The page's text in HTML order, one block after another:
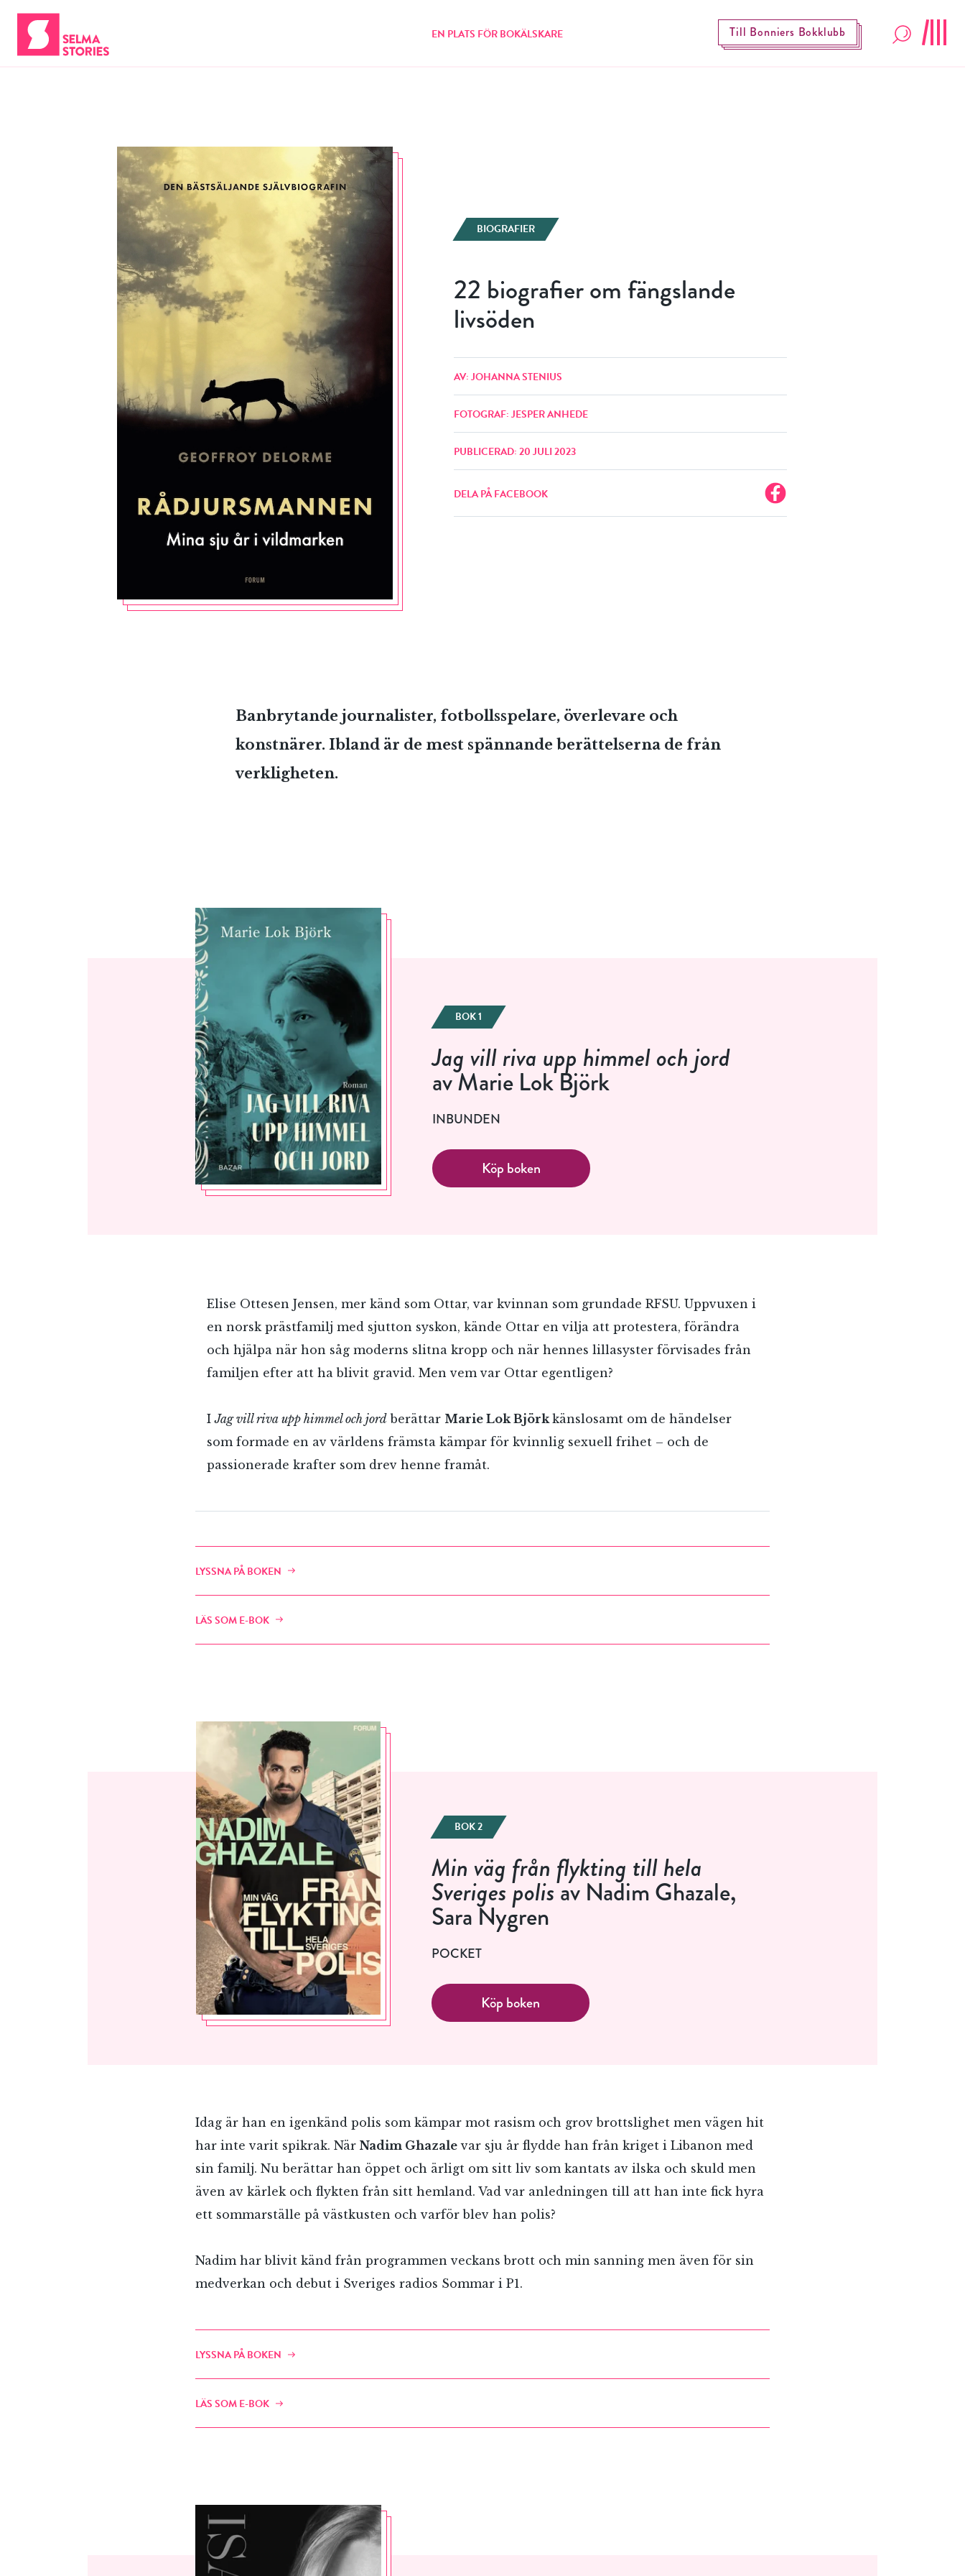
EN PLATS FÖR BOKÄLSKARE Till Bonniers Bokklubb
BIOGRAFIER
22 biografier om fängslande
livsöden
AV: JOHANNA STENIUS
FOTOGRAF: JESPER ANHEDE
PUBLICERAD: 20 JULI 2023
DELA PÅ FACEBOOK
Banbrytande journalister, fotbollsspelare, överlevare och
konstnärer. Ibland är de mest spännande berättelserna de från
verkligheten.
BOK 1
Jag vill riva upp himmel och jord
av Marie Lok Björk
INBUNDEN
Köp boken
Elise Ottesen Jensen, mer känd som Ottar, var kvinnan som grundade RFSU. Uppvuxen i
en norsk prästfamilj med sjutton syskon, kände Ottar en vilja att protestera, förändra
och hjälpa när hon såg moderns slitna kropp och när hennes lillasyster förvisades från
familjen efter att ha blivit gravid. Men vem var Ottar egentligen?
IJag vill riva upp himmel och jord berättar Marie Lok Björk känslosamt om de händelser
som formade en av världens främsta kämpar för kvinnlig sexuell frihet – och de
passionerade krafter som drev henne framåt.
LYSSNA PÅ BOKEN
LÄS SOM E-BOK
BOK 2
Min väg från flykting till hela
Sveriges polisav Nadim Ghazale,
Sara Nygren
POCKET
Köp boken
Idag är han en igenkänd polis som kämpar mot rasism och grov brottslighet men vägen hit
har inte varit spikrak. När Nadim Ghazale var sju år flydde han från kriget i Libanon med
sin familj. Nu berättar han öppet och ärligt om sitt liv som kantats av ilska och skuld men
även av kärlek och flykten från sitt hemland. Vad var anledningen till att han inte fick hyra
ett sommarställe på västkusten och varför blev han polis?
Nadim har blivit känd från programmen veckans brott och min sanning men även för sin
medverkan och debut i Sveriges radios Sommar i P1.
LYSSNA PÅ BOKEN
LÄS SOM E-BOK